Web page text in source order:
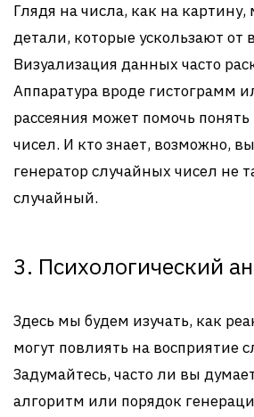
Глядя на числа, как на
детали, которые ускользают от
Визуализация данных часто
Аппаратура вроде гистограмм
рассеяния может помочь
чисел. И кто знает, возможно,
генератор случайных чисел не
случайный.
3. Психологический
Здесь мы будем изучать, как
могут повлиять на восприятие
Задумайтесь, часто ли вы
алгоритм или порядок